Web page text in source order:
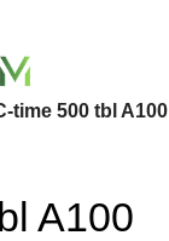
time 500 tbl A100
A100